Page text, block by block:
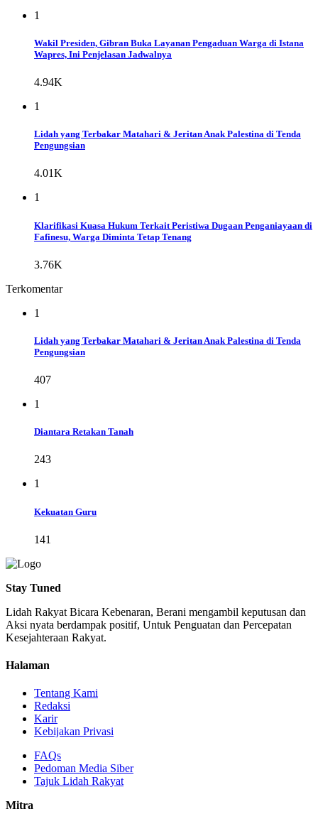
1
Wakil Presiden, Gibran Buka Layanan Pengaduan Warga di Istana
Wapres, Ini Penjelasan Jadwalnya
4.94K
1
Lidah yang Terbakar Matahari & Jeritan Anak Palestina di Tenda
Pengungsian
4.01K
1
Klarifikasi Kuasa Hukum Terkait Peristiwa Dugaan Penganiayaan di
Fafinesu, Warga Diminta Tetap Tenang
3.76K
Terkomentar
1
Lidah yang Terbakar Matahari & Jeritan Anak Palestina di Tenda
Pengungsian
407
1
Diantara Retakan Tanah
243
1
Kekuatan Guru
141
Stay Tuned
Lidah Rakyat Bicara Kebenaran, Berani mengambil keputusan dan
Aksi nyata berdampak positif, Untuk Penguatan dan Percepatan
Kesejahteraan Rakyat.
Halaman
Tentang Kami
Redaksi
Karir
Kebijakan Privasi
FAQs
Pedoman Media Siber
Tajuk Lidah Rakyat
Mitra